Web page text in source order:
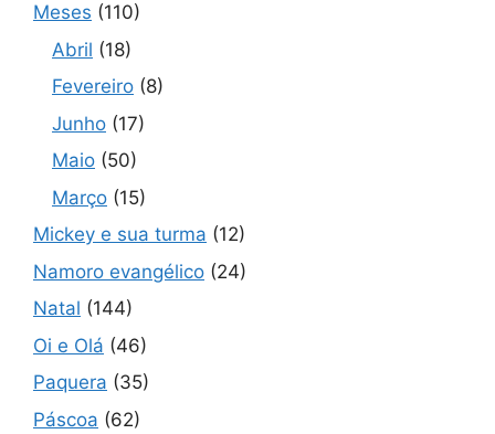
Meses (110)
Abril (18)
Fevereiro (8)
Junho (17)
Maio (50)
Março (15)
Mickey e sua turma (12)
Namoro evangélico (24)
Natal (144)
Oi e Olá (46)
Paquera (35)
Páscoa (62)